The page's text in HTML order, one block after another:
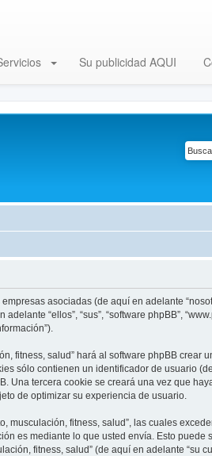
Su publicidad AQUI
asociadas (de aquí en adelante
“ellos”, “sus”, “software phpBB”,
fitness, salud” hará al software phpBB crear
sólo contienen un identificador de usuario
Una tercera cookie se creará una vez que
de optimizar su experiencia de usuario.
musculación, fitness, salud”, las cuales
es mediante lo que usted envía. Esto puede
fitness, salud” (de aquí en adelante “su